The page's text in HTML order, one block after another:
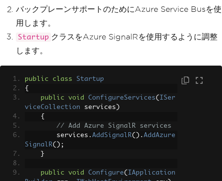
バックプレーンサポートのためにAzure Service Busを使
用します。
Startup クラスをAzure SignalRを使用するように調整
します。
public class
Startup
{
public
void ConfigureServices( ISer
viceCollection services )
{
// Add Azure SignalR services
        services
. AddSignalR(). AddAzure
SignalR();
}
public void Configure( IApplication